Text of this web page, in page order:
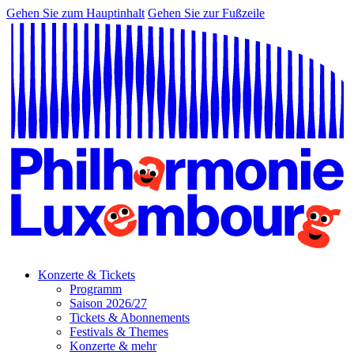
Gehen Sie zum Hauptinhalt Gehen Sie zur Fußzeile
Konzerte & Tickets
Programm
Saison 2026/27
Tickets & Abonnements
Festivals & Themes
Konzerte & mehr